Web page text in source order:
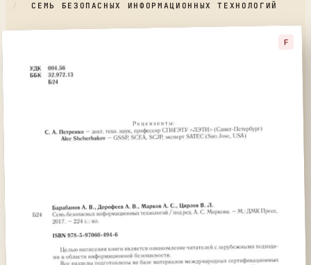
/
СЕМЬ БЕЗОПАСНЫХ ИНФОРМАЦИОННЫХ ТЕХНОЛОГИЙ
F